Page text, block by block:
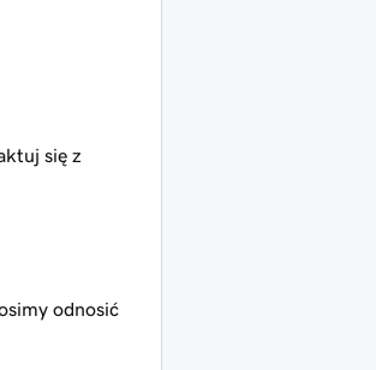
się z
odnosić